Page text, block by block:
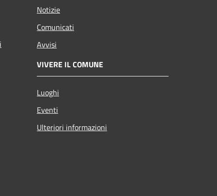
Notizie
Comunicati
Avvisi
VIVERE IL COMUNE
Luoghi
Eventi
Ulteriori informazioni